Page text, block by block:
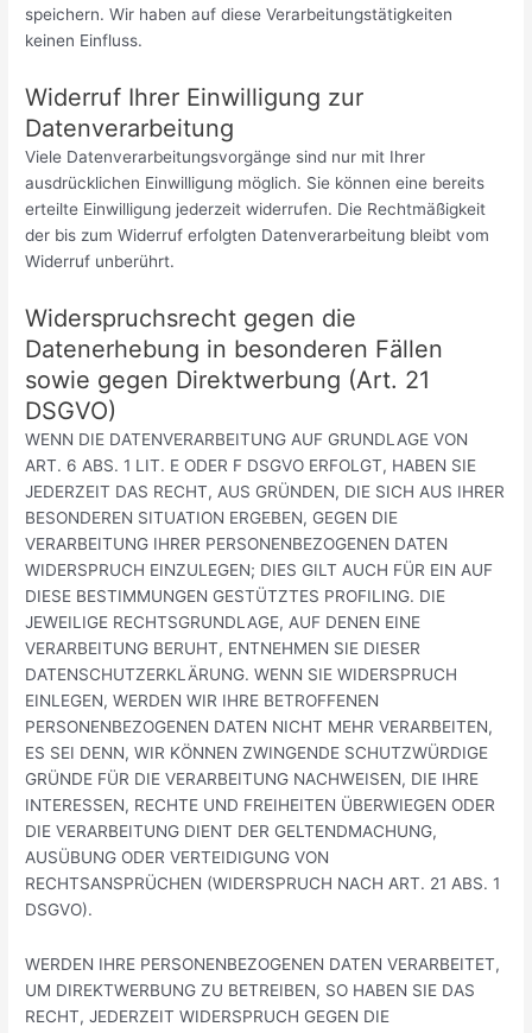
speichern. Wir haben auf diese Verarbeitungstätigkeiten
keinen Einfluss.
Widerruf Ihrer Einwilligung zur
Datenverarbeitung
Viele Datenverarbeitungsvorgänge sind nur mit Ihrer
ausdrücklichen Einwilligung möglich. Sie können eine bereits
erteilte Einwilligung jederzeit widerrufen. Die Rechtmäßigkeit
der bis zum Widerruf erfolgten Datenverarbeitung bleibt vom
Widerruf unberührt.
Widerspruchsrecht gegen die
Datenerhebung in besonderen Fällen
sowie gegen Direktwerbung (Art. 21
DSGVO)
WENN DIE DATENVERARBEITUNG AUF GRUNDLAGE VON
ART. 6 ABS. 1 LIT. E ODER F DSGVO ERFOLGT, HABEN SIE
JEDERZEIT DAS RECHT, AUS GRÜNDEN, DIE SICH AUS IHRER
BESONDEREN SITUATION ERGEBEN, GEGEN DIE
VERARBEITUNG IHRER PERSONENBEZOGENEN DATEN
WIDERSPRUCH EINZULEGEN; DIES GILT AUCH FÜR EIN AUF
DIESE BESTIMMUNGEN GESTÜTZTES PROFILING. DIE
JEWEILIGE RECHTSGRUNDLAGE, AUF DENEN EINE
VERARBEITUNG BERUHT, ENTNEHMEN SIE DIESER
DATENSCHUTZERKLÄRUNG. WENN SIE WIDERSPRUCH
EINLEGEN, WERDEN WIR IHRE BETROFFENEN
PERSONENBEZOGENEN DATEN NICHT MEHR VERARBEITEN,
ES SEI DENN, WIR KÖNNEN ZWINGENDE SCHUTZWÜRDIGE
GRÜNDE FÜR DIE VERARBEITUNG NACHWEISEN, DIE IHRE
INTERESSEN, RECHTE UND FREIHEITEN ÜBERWIEGEN ODER
DIE VERARBEITUNG DIENT DER GELTENDMACHUNG,
AUSÜBUNG ODER VERTEIDIGUNG VON
RECHTSANSPRÜCHEN (WIDERSPRUCH NACH ART. 21 ABS. 1
DSGVO).
WERDEN IHRE PERSONENBEZOGENEN DATEN VERARBEITET,
UM DIREKTWERBUNG ZU BETREIBEN, SO HABEN SIE DAS
RECHT, JEDERZEIT WIDERSPRUCH GEGEN DIE